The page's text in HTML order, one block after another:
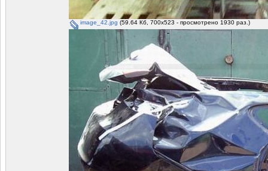
image_42.jpg (59.64 Кб, 700x523 - просмотрено 1930 раз.)